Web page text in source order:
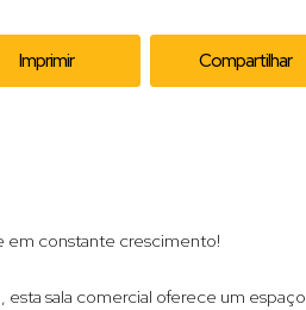
Imprimir Compartilhar
em constante crescimento!
, esta sala comercial oferece um espaço